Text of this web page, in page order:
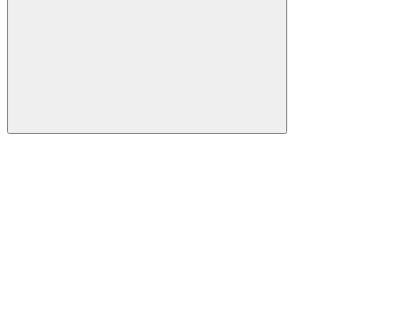
Buscar